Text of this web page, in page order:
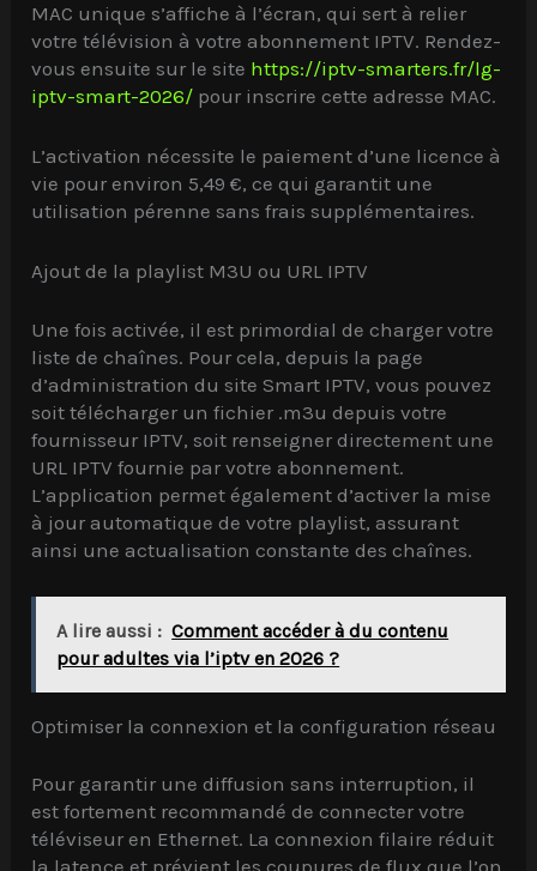
MAC unique s’affiche à l’écran, qui sert à relier
votre télévision à votre abonnement IPTV. Rendez-
vous ensuite sur le site https://iptv-smarters.fr/lg-
iptv-smart-2026/ pour inscrire cette adresse MAC.
L’activation nécessite le paiement d’une licence à
vie pour environ 5,49 €, ce qui garantit une
utilisation pérenne sans frais supplémentaires.
Ajout de la playlist M3U ou URL IPTV
Une fois activée, il est primordial de charger votre
liste de chaînes. Pour cela, depuis la page
d’administration du site Smart IPTV, vous pouvez
soit télécharger un fichier .m3u depuis votre
fournisseur IPTV, soit renseigner directement une
URL IPTV fournie par votre abonnement.
L’application permet également d’activer la mise
à jour automatique de votre playlist, assurant
ainsi une actualisation constante des chaînes.
A lire aussi : Comment accéder à du contenu
pour adultes via l’iptv en 2026 ?
Optimiser la connexion et la configuration réseau
Pour garantir une diffusion sans interruption, il
est fortement recommandé de connecter votre
téléviseur en Ethernet. La connexion filaire réduit